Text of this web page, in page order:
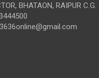
BHATAON, RAIPUR C.G.